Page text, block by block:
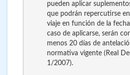
pueden aplicar
que podrán repercutirse
viaje en función de la
caso de aplicarse, serán
menos 20 días de
normativa vigente (Real
1/2007).